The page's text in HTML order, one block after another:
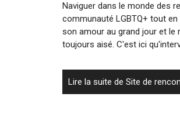
Naviguer dans le monde des
communauté LGBTQ+ tout
son amour au grand jour et le
toujours aisé. C'est ici
Lire la suite de Site de